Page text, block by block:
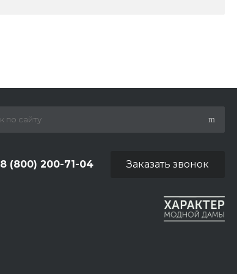
8 (800) 200-71-04 Заказать звонок